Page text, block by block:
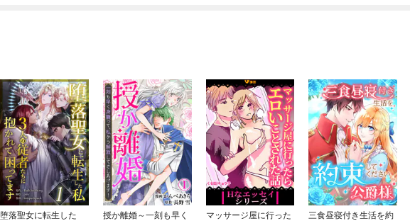
堕落聖女に転生した
授か離婚～一刻も早く
マッサージ屋に行った
三食昼寝付き生活を約